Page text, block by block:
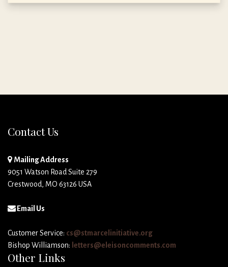
Contact Us
Mailing Address
9051 Watson Road Suite 279
Crestwood, MO 63126 USA
Email Us
Customer Service: cs@stmarcelinitiative.org
Bishop Williamson: letters@eleisoncomments.com
Other Links